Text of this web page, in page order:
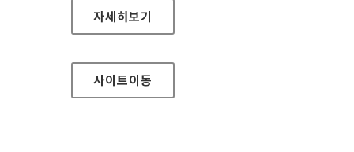
여신금융협회 소비자지원센터
자세히보기
사이트이동